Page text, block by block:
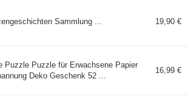
Sammlung ... 19,90 €
Puzzle Puzzle für Erwachsene Papier
Deko Geschenk 52 ...
16,99 €